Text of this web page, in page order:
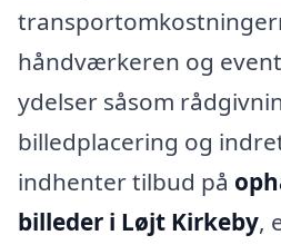
håndværkeren og
ydelser såsom
billedplacering og
indhenter tilbud på
billeder i Løjt Kirkeby,